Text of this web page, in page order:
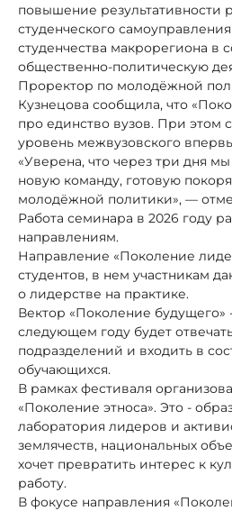
повышение результативности
студенческого
студенчества макрорегиона в
общественно-политическую
Проректор по молодёжной
Кузнецова сообщила, что
про единство вузов. При этом
уровень межвузовского
«Уверена, что через три дня
новую команду, готовую
молодёжной политики», —
Работа семинара в 2026 году
направлениям.
Направление «Поколение
студентов, в нем участникам
о лидерстве на практике.
Вектор «Поколение будущего»
следующем году будет
подразделений и входить в
обучающихся.
В рамках фестиваля
«Поколение этноса». Это -
лаборатория лидеров и
землячеств, национальных
хочет превратить интерес к
работу.
В фокусе направления